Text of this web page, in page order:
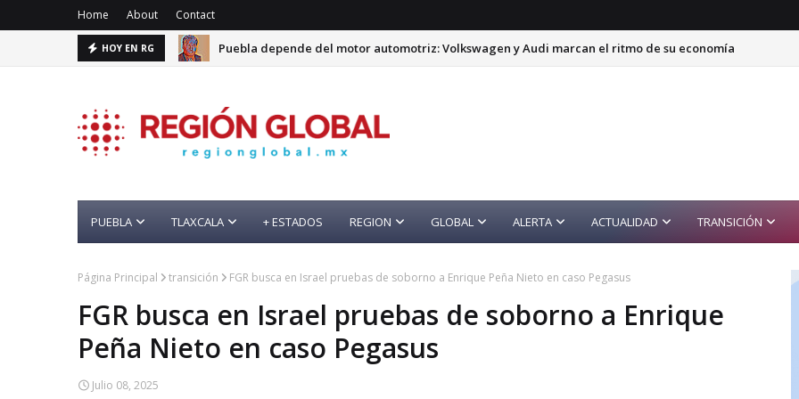
Home About Contact
HOY EN RG Puebla depende del motor automotriz: Volkswagen y Audi marcan el ritmo de su economía
PUEBLA TLAXCALA + ESTADOS REGION GLOBAL ALERTA ACTUALIDAD TRANSICIÓN
Página Principal transición FGR busca en Israel pruebas de soborno a Enrique Peña Nieto en caso Pegasus
FGR busca en Israel pruebas de soborno a Enrique
Peña Nieto en caso Pegasus
Julio 08, 2025